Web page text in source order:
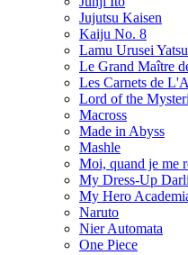
Jujutsu Kaisen
Kaiju No. 8
Lamu Urusei
Le Grand Maître
Les Carnets de
Lord of the
Macross
Made in Abyss
Mashle
Moi, quand je me
My Dress-Up
My Hero
Naruto
Nier Automata
One Piece